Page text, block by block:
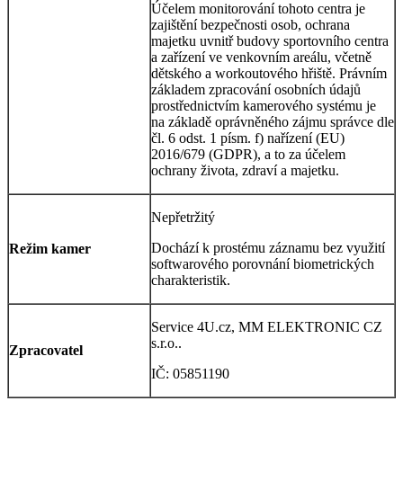
Účelem monitorování tohoto centra je
zajištění bezpečnosti osob, ochrana
majetku uvnitř budovy sportovního centra
a zařízení ve venkovním areálu, včetně
dětského a workoutového hřiště. Právním
základem zpracování osobních údajů
prostřednictvím kamerového systému je
na základě oprávněného zájmu správce dle
čl. 6 odst. 1 písm. f) nařízení (EU)
2016/679 (GDPR), a to za účelem
ochrany života, zdraví a majetku.
Režim kamer
Nepřetržitý
Dochází k prostému záznamu bez využití
softwarového porovnání biometrických
charakteristik.
Zpracovatel
Service 4U.cz, MM ELEKTRONIC CZ
s.r.o..
IČ: 05851190